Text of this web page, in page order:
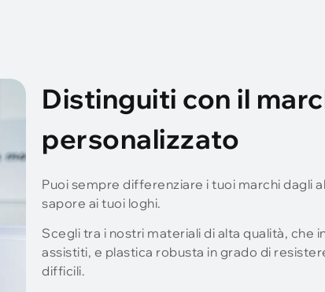
Distinguiti con il
personalizzato
Puoi sempre differenziare i tuoi marchi dagli
sapore ai tuoi loghi.
Scegli tra i nostri materiali di alta qualità, che
assistiti, e plastica robusta in grado di
difficili.